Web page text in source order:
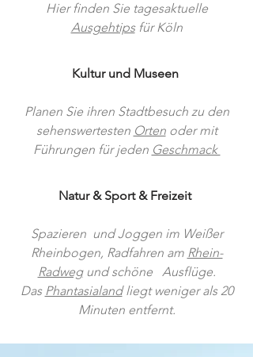
Hier finden Sie tagesaktuelle
Ausgehtipsfür Köln
Kultur und Museen
Planen Sie ihren Stadtbesuch zu den
sehenswertesten Ortenoder mit
Führungen für jeden Geschmack
Natur & Sport & Freizeit
Spazieren und Joggen im Weißer
Rheinbogen, Radfahren am Rhein-
Radwegund schöne Ausflüge.
Das Phantasialandliegt weniger als 20
Minuten entfernt.